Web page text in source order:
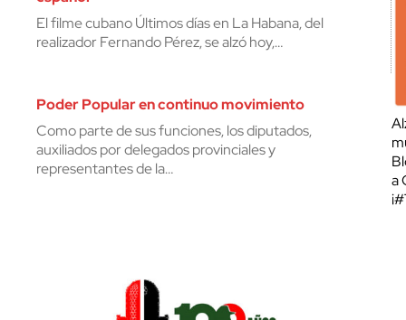
El filme cubano Últimos días en La Habana, del
realizador Fernando Pérez, se alzó hoy,…
Poder Popular en continuo movimiento
Como parte de sus funciones, los diputados,
auxiliados por delegados provinciales y
representantes de la…
a